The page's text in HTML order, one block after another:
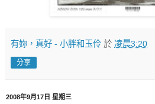
有妳，真好 - 小胖和玉伶 於 凌晨3:20
分享
2008年9月17日 星期三